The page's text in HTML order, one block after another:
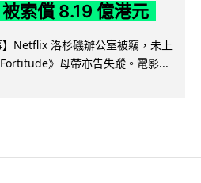
索償 8.19 億港元
】Netflix 洛杉磯辦公室被竊，未上
》母帶亦告失蹤。電影...